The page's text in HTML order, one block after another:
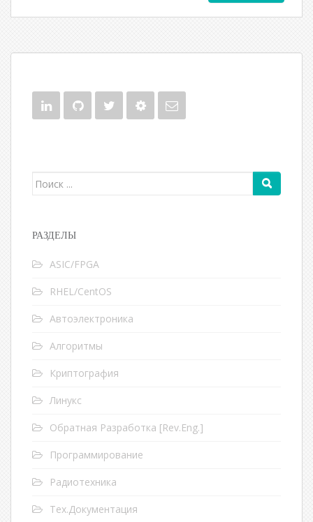
Поиск для:
РАЗДЕЛЫ
ASIC/FPGA
RHEL/CentOS
Автоэлектроника
Алгоритмы
Криптография
Линукс
Обратная Разработка [Rev.Eng.]
Программирование
Радиотехника
Тех.Документация